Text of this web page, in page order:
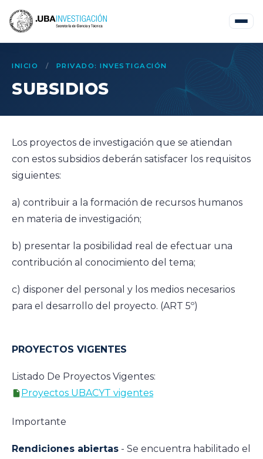
INICIO / PRIVADO: INVESTIGACIÓN
SUBSIDIOS
Los proyectos de investigación que se atiendan
con estos subsidios deberán satisfacer los requisitos
siguientes:
a) contribuir a la formación de recursos humanos
en materia de investigación;
b) presentar la posibilidad real de efectuar una
contribución al conocimiento del tema;
c) disponer del personal y los medios necesarios
para el desarrollo del proyecto. (ART 5º)
PROYECTOS VIGENTES
Listado De Proyectos Vigentes:
Proyectos UBACYT vigentes
Importante
Rendiciones abiertas - Se encuentra habilitado el